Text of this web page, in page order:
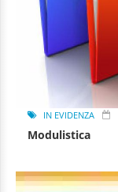
IN EVIDENZA
Modulistica